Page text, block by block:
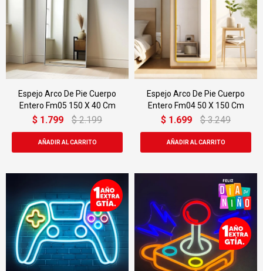
Espejo Arco De Pie Cuerpo
Entero Fm05 150 X 40 Cm
$ 1.799 $ 2.199
Espejo Arco De Pie Cuerpo
Entero Fm04 50 X 150 Cm
$ 1.699 $ 3.249